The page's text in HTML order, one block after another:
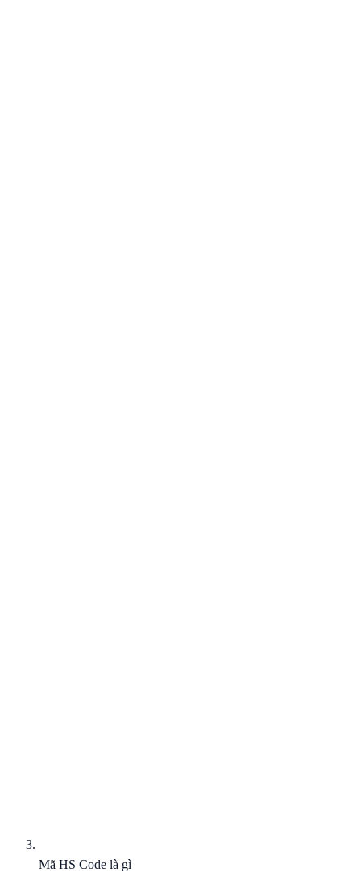
Mã HS Code là gì